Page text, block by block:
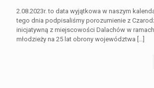
2.08.2023r. to data wyjątkowa w naszym
tego dnia podpisaliśmy porozumienie z
inicjatywną z miejscowości Dalachów w
młodzieży na 25 lat obrony województwa […]